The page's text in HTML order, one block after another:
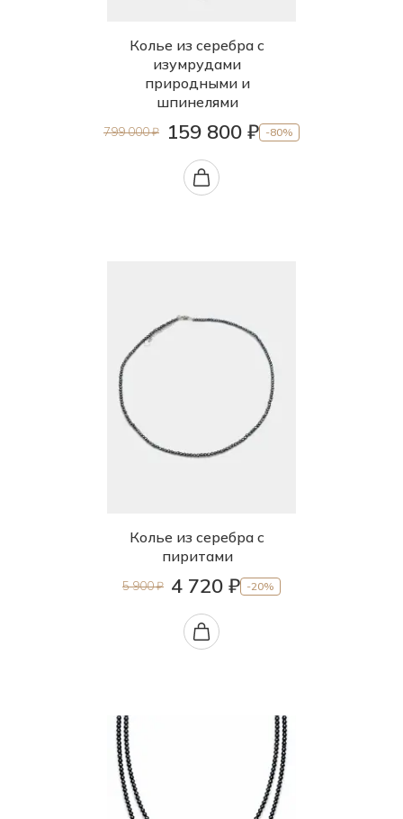
Колье из серебра с
изумрудами
природными и
шпинелями
799 000 ₽ 159 800 ₽ -80%
Колье из серебра с
пиритами
5 900 ₽ 4 720 ₽ -20%